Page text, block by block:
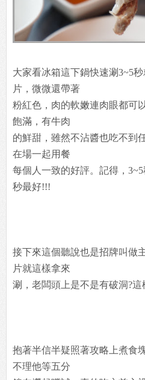
大家看冰箱這下鍋快速涮3~5
片，微微還帶著
粉紅色，肉的軟嫩連肉眼都可
飽滿，有牛肉
的鮮甜，雖然不沾醬也吃不到
在場一起用餐
每個人一致的好評。記得，
秒最好!!!
接下來這個聽說也是招牌叫做
片就這樣拿來
涮，老闆頭上是不是有破洞?
抱著半信半疑照著攻略上煮食
不理他等五分